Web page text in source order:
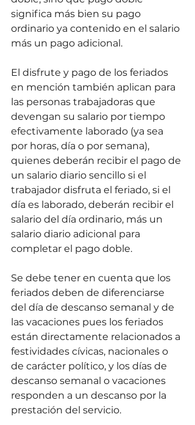
significa más bien su pago
ordinario ya contenido en el salario
más un pago adicional.
El disfrute y pago de los feriados
en mención también aplican para
las personas trabajadoras que
devengan su salario por tiempo
efectivamente laborado (ya sea
por horas, día o por semana),
quienes deberán recibir el pago de
un salario diario sencillo si el
trabajador disfruta el feriado, si el
día es laborado, deberán recibir el
salario del día ordinario, más un
salario diario adicional para
completar el pago doble.
Se debe tener en cuenta que los
feriados deben de diferenciarse
del día de descanso semanal y de
las vacaciones pues los feriados
están directamente relacionados a
festividades cívicas, nacionales o
de carácter político, y los días de
descanso semanal o vacaciones
responden a un descanso por la
prestación del servicio.